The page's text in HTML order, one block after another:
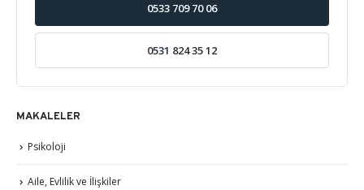
0533 709 70 06
0531 824 35 12
MAKALELER
Psikoloji
Aile, Evlilik ve İlişkiler